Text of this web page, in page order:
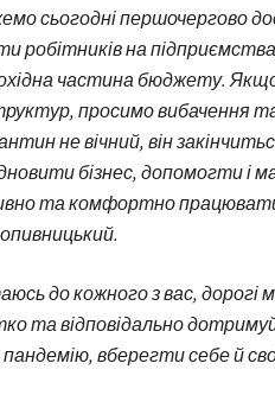
сьогодні першочергово
робітників на
частина бюджету.
просимо вибачення
не вічний, він
бізнес, допомогти і
та комфортно
до кожного з вас, дорогі
та відповідально
вберегти себе й